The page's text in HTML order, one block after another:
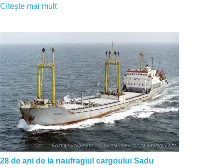
Citește mai mult
28 de ani de la naufragiul cargoului Sadu